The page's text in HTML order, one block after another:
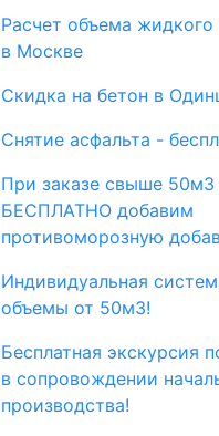
Расчет объема жидкого
в Москве
Скидка на бетон в
Снятие асфальта -
При заказе свыше
БЕСПЛАТНО добавим
противоморозную
Индивидуальная
объемы от 50м3!
Бесплатная экскурсия
в сопровождении
производства!